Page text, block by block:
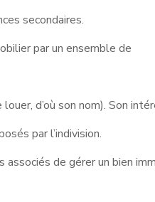
secondaires.
par un ensemble de
d’où son nom). Son
par l’indivision.
de gérer un bien